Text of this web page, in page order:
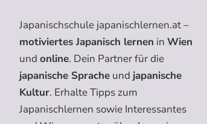
Japanischschule japanischlernen.at –
motiviertes Japanisch lernen in Wien
und online. Dein Partner für die
japanische Spracheund japanische
Kultur. Erhalte Tipps zum
Japanischlernen sowie Interessantes